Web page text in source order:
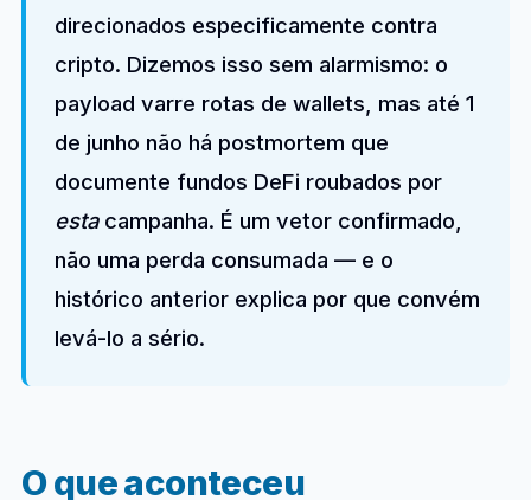
direcionados especificamente contra
cripto. Dizemos isso sem alarmismo: o
payload varre rotas de wallets, mas até 1
de junho não há postmortem que
documente fundos DeFi roubados por
estacampanha. É um vetor confirmado,
não uma perda consumada — e o
histórico anterior explica por que convém
levá-lo a sério.
O que aconteceu